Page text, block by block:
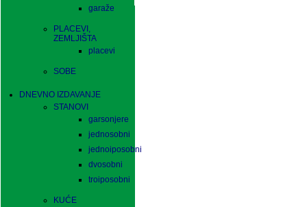
garaže
PLACEVI,
ZEMLJIŠTA
placevi
SOBE
DNEVNO IZDAVANJE
STANOVI
garsonjere
jednosobni
jednoiposobni
dvosobni
troiposobni
KUĆE